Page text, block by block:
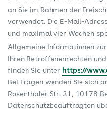
an Sie im Rahmen der
verwendet. Die E-Mail-
und maximal vier Wochen
Allgemeine Informationen
Ihren Betroffenenrechten
finden Sie unter https://
Bei Fragen wenden Sie sich
Rosenthaler Str. 31, 10178
Datenschutzbeauftragten